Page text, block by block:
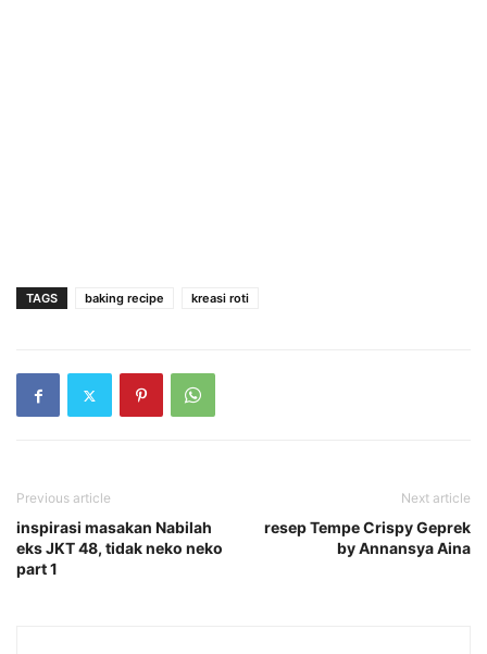
TAGS baking recipe kreasi roti
Previous article
inspirasi masakan Nabilah
eks JKT 48, tidak neko neko
part 1
Next article
resep Tempe Crispy Geprek
by Annansya Aina